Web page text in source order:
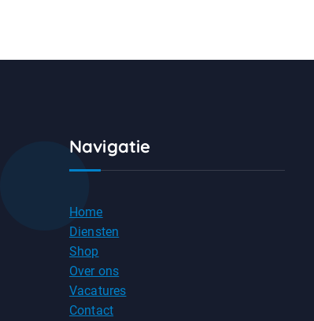
Navigatie
Home
Diensten
Shop
Over ons
Vacatures
Contact